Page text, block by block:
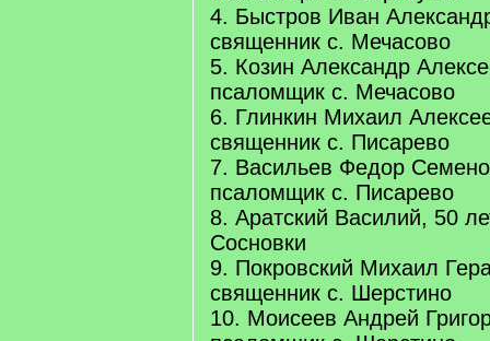
4. Быстров Иван
священник с. Мечасово
5. Козин Александр
псаломщик с. Мечасово
6. Глинкин Михаил
священник с. Писарево
7. Васильев Федор
псаломщик с. Писарево
8. Аратский Василий, 50
Сосновки
9. Покровский Михаил
священник с. Шерстино
10. Моисеев Андрей